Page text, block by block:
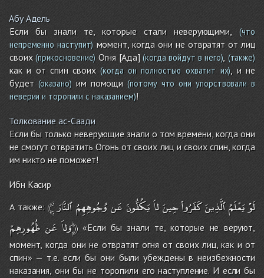
Абу Адель
Если бы знали те, которые стали неверующими,
(что
непременно наступит) момент, когда они не отвратят от лиц
своих(прикосновение) Огня [Ада] (когда войдут в него), (также)
как и от спин своих(когда он полностью охватит их) , и не
будет(оказано)им помощи (потому что они упорствовали в
неверии и торопили с наказанием)!
Толкование ас-Саади
Если бы только неверующие знали о том времени, когда они
не смогут отвратить Огонь от своих лиц и своих спин, когда
им никто не поможет!
Ибн Касир
А также:﴾ لَوْيَعْلَمُٱلَّذِينَكَفَرُواْحِينَلاَيَكُفُّونَعَنوُجُوهِهِمُٱلنَّارَ
وَلاَ عَن ظُهُورِهِمْ﴿«Если бы знали те, которые не веруют,
момент, когда они не отвратят огня от своих лиц, как и от
спин» — т.е. если бы они были убеждены в неизбежности
наказания, они бы не торопили его наступление. И если бы